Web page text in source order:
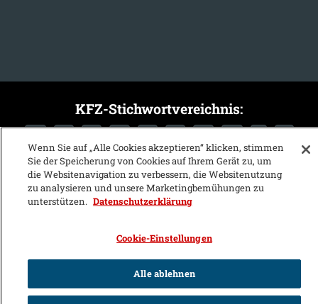
KFZ-Stichwortvereichnis:
K
L M N O P Q R S
U
V W X Y Z
Wenn Sie auf „Alle Cookies akzeptieren“ klicken, stimmen
Sie der Speicherung von Cookies auf Ihrem Gerät zu, um
die Websitenavigation zu verbessern, die Websitenutzung
zu analysieren und unsere Marketingbemühungen zu
unterstützen. Datenschutzerklärung
Cookie-Einstellungen
Alle ablehnen